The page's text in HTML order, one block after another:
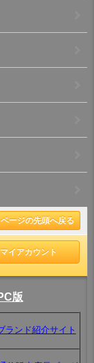
ページの先頭へ戻る
マイアカウント
版
ランド紹介サイト